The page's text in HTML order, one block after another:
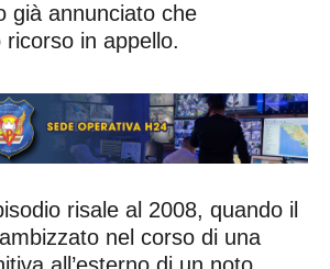
già annunciato che
in appello.
risale al 2008, quando il
nel corso di una